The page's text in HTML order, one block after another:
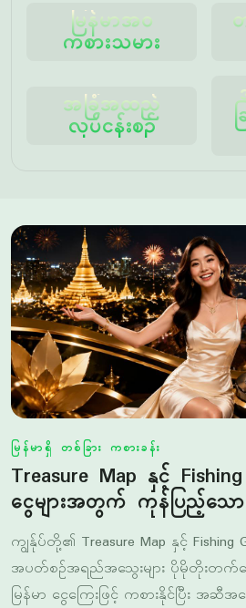
အခြံအထည်
မြန်မာရှိ တစ်ခြား ကစားခန်း
Treasure Map နှင့်
ငွေများအတွက် ကုန်ပြည့်သောက
ကျွန်ုပ်တို့၏ Treasure Map နှင့် Fishing
အပတ်စဉ်အရည်အသွေးများ ပိုမိုတိုးတက်စေ
မြန်မာ ငွေကြေးဖြင့် ကစားနိုင်ပြီး အဆီအ
မြန်ဆန်သည်။ ကုန်ပြည့်သောကာလများတွ
များပြားလာသည်။